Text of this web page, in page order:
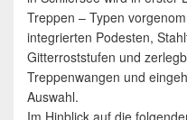
Treppen – Typen
integrierten Podesten,
Gitterroststufen und
Treppenwangen und
Auswahl.
Im Hinblick auf die